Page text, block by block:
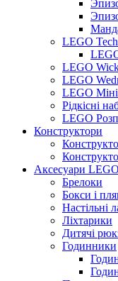
LEGO
LEGO
LEGO
LEGO
Рідкісні
LEGO
Конструктори
Аксесуари LEGO
Брелоки
Бокси і
Настільні
Ліхтарики
Дитячі
Годинники